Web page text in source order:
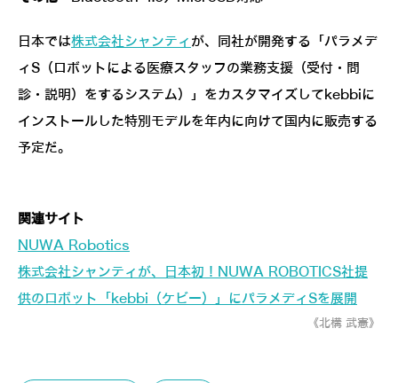
日本では株式会社シャンティ が、同社が開発する「パラメデ
ィS（ロボットによる医療スタッフの業務支援（受付・問
診・説明）をするシステム）」をカスタマイズしてkebbiに
インストールした特別モデルを年内に向けて国内に販売する
予定だ。
関連サイト
NUWA Robotics
株式会社シャンティが、日本初！NUWA ROBOTICS社提
供のロボット「kebbi（ケビー）」にパラメディSを展開
《北構 武憲》